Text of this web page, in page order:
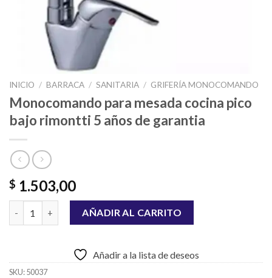
INICIO / BARRACA / SANITARIA / GRIFERÍA MONOCOMANDO
Monocomando para mesada cocina pico
bajo rimontti 5 años de garantia
$ 1.503,00
Monocomando para mesada cocina pico bajo rimontti 5 años
AÑADIR AL CARRITO
Añadir a la lista de deseos
SKU:50037